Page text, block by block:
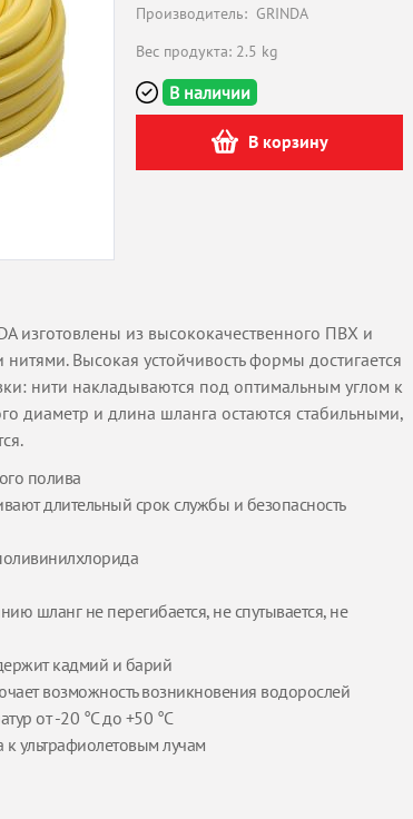
Производитель: GRINDA
Вес продукта: 2.5 kg
В наличии
В корзину
изготовлены из высококачественного ПВХ и
Высокая устойчивость формы достигается
нити накладываются под оптимальным углом к
диаметр и длина шланга остаются стабильными,
полива
длительный срок службы и безопасность
шланг не перегибается, не спутывается, не
кадмий и барий
возможность возникновения водорослей
от -20 °С до +50 °С
ультрафиолетовым лучам